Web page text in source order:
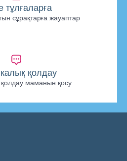
тұлғаларға
сұрақтарға жауаптар
қолдау
маманын қосу